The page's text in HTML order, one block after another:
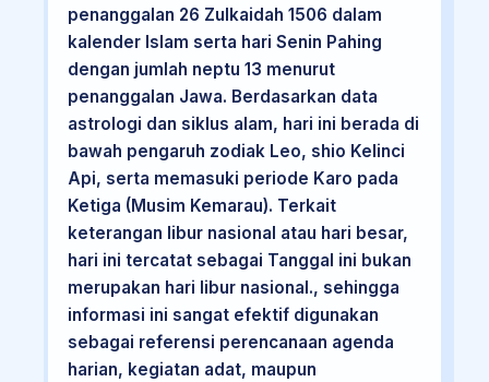
penanggalan 26 Zulkaidah 1506 dalam
kalender Islam serta hari Senin Pahing
dengan jumlah neptu 13 menurut
penanggalan Jawa. Berdasarkan data
astrologi dan siklus alam, hari ini berada di
bawah pengaruh zodiak Leo, shio Kelinci
Api, serta memasuki periode Karo pada
Ketiga (Musim Kemarau). Terkait
keterangan libur nasional atau hari besar,
hari ini tercatat sebagai Tanggal ini bukan
merupakan hari libur nasional., sehingga
informasi ini sangat efektif digunakan
sebagai referensi perencanaan agenda
harian, kegiatan adat, maupun